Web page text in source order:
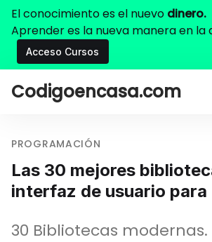
El conocimiento es el nuevo dinero.
Aprender es la nueva manera en la
Acceso Cursos
Codigoencasa.com
PROGRAMACIÓN
Las 30 mejores
interfaz de usuario para
30 Bibliotecas modernas.